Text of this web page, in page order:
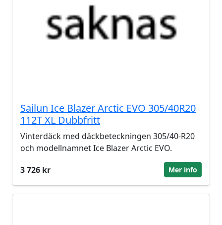
Sailun Ice Blazer Arctic EVO 305/40R20
112T XL Dubbfritt
Vinterdäck med däckbeteckningen 305/40-R20
och modellnamnet Ice Blazer Arctic EVO.
3 726 kr
Mer info